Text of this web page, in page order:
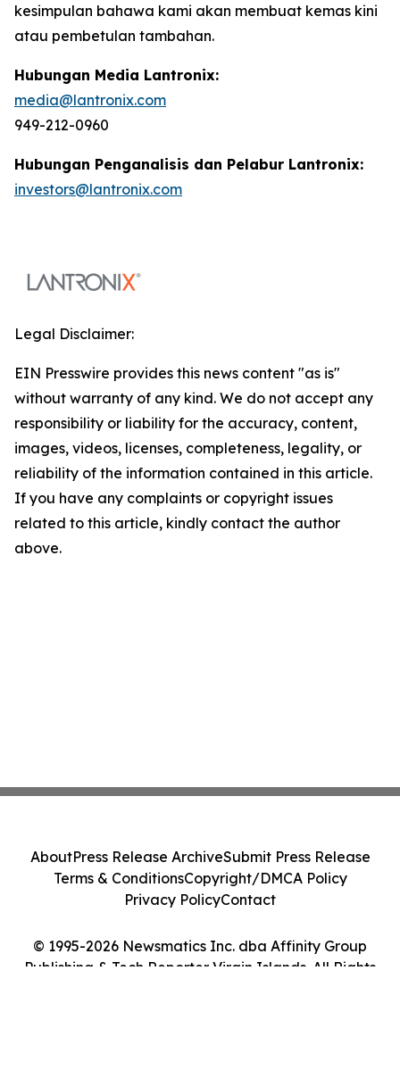
kesimpulan bahawa kami akan membuat kemas kini
atau pembetulan tambahan.
Hubungan Media Lantronix:
media@lantronix.com
949-212-0960
Hubungan Penganalisis dan Pelabur Lantronix:
investors@lantronix.com
Legal Disclaimer:
EIN Presswire provides this news content "as is"
without warranty of any kind. We do not accept any
responsibility or liability for the accuracy, content,
images, videos, licenses, completeness, legality, or
reliability of the information contained in this article.
If you have any complaints or copyright issues
related to this article, kindly contact the author
above.
© 1995-2026 Newsmatics Inc. dba Affinity Group
Publishing & Tech Reporter Virgin Islands. All Rights
AboutPress Release ArchiveSubmit Press Release
Terms & ConditionsCopyright/DMCA Policy
Privacy PolicyContact